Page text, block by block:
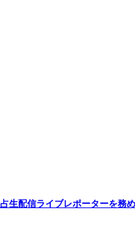
生配信ライブレポーターを務